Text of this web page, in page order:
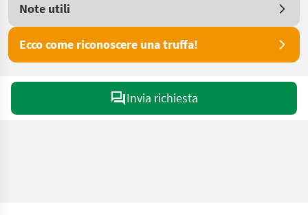
Note utili
Ecco come riconoscere una truffa!
Invia richiesta